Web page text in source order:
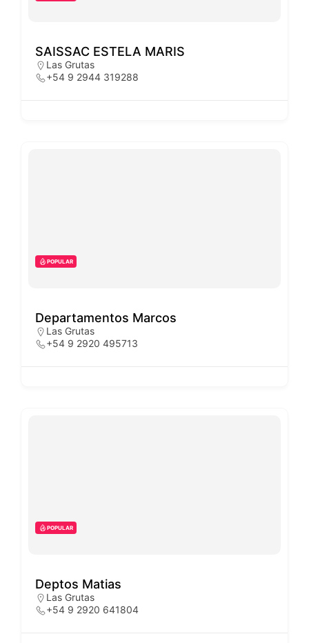
SAISSAC ESTELA MARIS
Las Grutas
+54 9 2944 319288
POPULAR
Departamentos Marcos
Las Grutas
+54 9 2920 495713
POPULAR
Deptos Matias
Las Grutas
+54 9 2920 641804